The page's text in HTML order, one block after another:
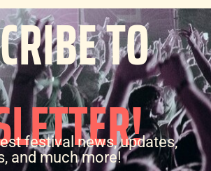
TO
festival news, updates,
and much more!